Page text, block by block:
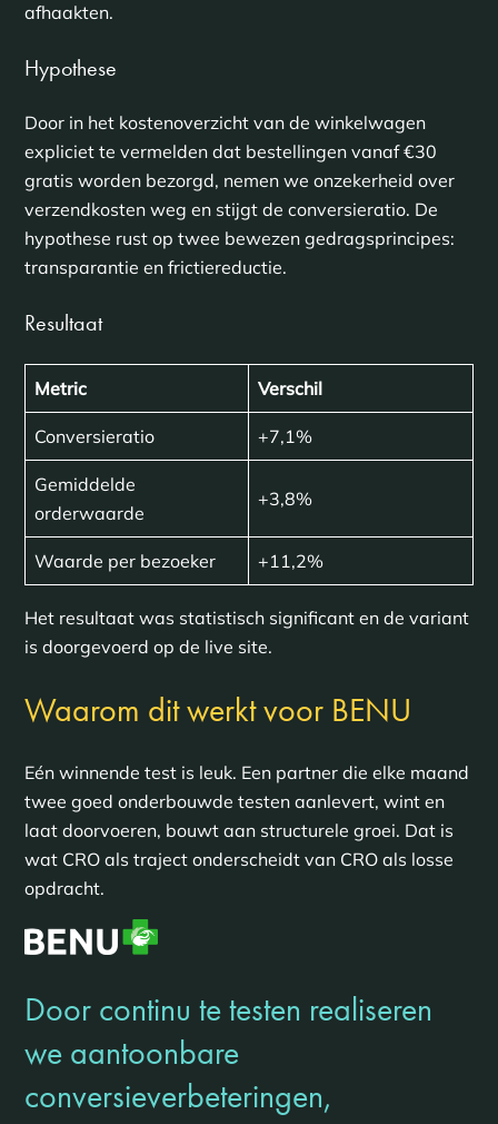
afhaakten.
Hypothese
Door in het kostenoverzicht van de winkelwagen
expliciet te vermelden dat bestellingen vanaf €30
gratis worden bezorgd, nemen we onzekerheid over
verzendkosten weg en stijgt de conversieratio. De
hypothese rust op twee bewezen gedragsprincipes:
transparantie en frictiereductie.
Resultaat
Metric Verschil
Conversieratio +7,1%
Gemiddelde
orderwaarde
+3,8%
Waarde per bezoeker +11,2%
Het resultaat was statistisch significant en de variant
is doorgevoerd op de live site.
Waarom dit werkt voor BENU
Eén winnende test is leuk. Een partner die elke maand
twee goed onderbouwde testen aanlevert, wint en
laat doorvoeren, bouwt aan structurele groei. Dat is
wat CRO als traject onderscheidt van CRO als losse
opdracht.
Door continu te testen realiseren
we aantoonbare
conversieverbeteringen,